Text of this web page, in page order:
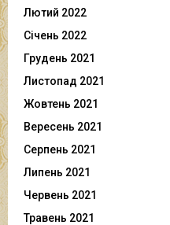
Лютий 2022
Січень 2022
Грудень 2021
Листопад 2021
Жовтень 2021
Вересень 2021
Серпень 2021
Липень 2021
Червень 2021
Травень 2021